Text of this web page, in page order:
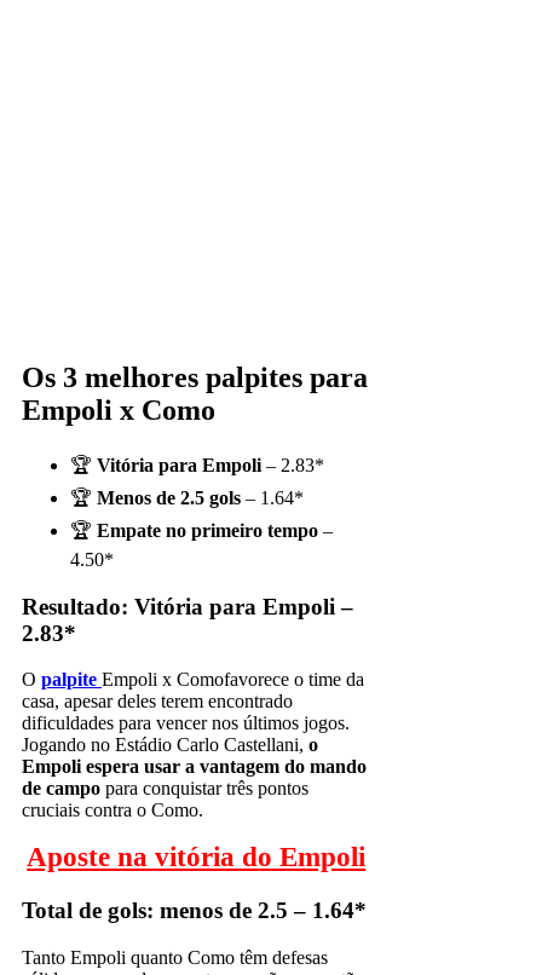
Os 3 melhores palpites para
Empoli x Como
🏆 Vitória para Empoli – 2.83*
🏆 Menos de 2.5 gols – 1.64*
🏆 Empate no primeiro tempo –
4.50*
Resultado: Vitória para Empoli –
2.83*
O palpite Empoli x Comofavorece o time da
casa, apesar deles terem encontrado
dificuldades para vencer nos últimos jogos.
Jogando no Estádio Carlo Castellani, o
Empoli espera usar a vantagem do mando
de campo para conquistar três pontos
cruciais contra o Como.
Aposte na vitória do Empoli
Total de gols: menos de 2.5 – 1.64*
Tanto Empoli quanto Como têm defesas